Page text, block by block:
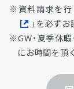
資料請求を行
」を必ずお
GW・夏季休
にお時間を頂